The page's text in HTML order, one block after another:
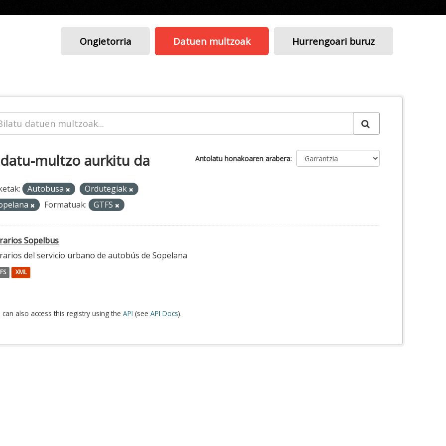
Ongietorria Datuen multzoak Hurrengoari buruz
Antolatu honakoaren arabera
multzo aurkitu da
Autobusa
Ordutegiak
Formatuak: GTFS
Sopelbus
del servicio urbano de autobús de Sopelana
XML
can also access this registry using the API (see API Docs).